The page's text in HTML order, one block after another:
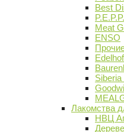
Best
Meat
ENSO
Лакомства
НВЦ